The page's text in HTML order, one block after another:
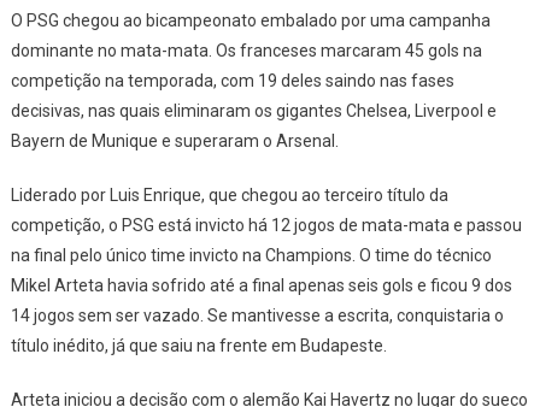
O PSG chegou ao bicampeonato embalado por uma campanha
dominante no mata-mata. Os franceses marcaram 45 gols na
competição na temporada, com 19 deles saindo nas fases
decisivas, nas quais eliminaram os gigantes Chelsea, Liverpool e
Bayern de Munique e superaram o Arsenal.
Liderado por Luis Enrique, que chegou ao terceiro título da
competição, o PSG está invicto há 12 jogos de mata-mata e passou
na final pelo único time invicto na Champions. O time do técnico
Mikel Arteta havia sofrido até a final apenas seis gols e ficou 9 dos
14 jogos sem ser vazado. Se mantivesse a escrita, conquistaria o
título inédito, já que saiu na frente em Budapeste.
Arteta iniciou a decisão com o alemão Kai Havertz no lugar do sueco